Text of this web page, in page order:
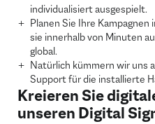
individualisiert ausgespielt.
Planen Sie Ihre Kampagnen
sie innerhalb von Minuten
global.
Natürlich kümmern wir uns
Support für die installierte
Kreieren Sie
unseren Digital